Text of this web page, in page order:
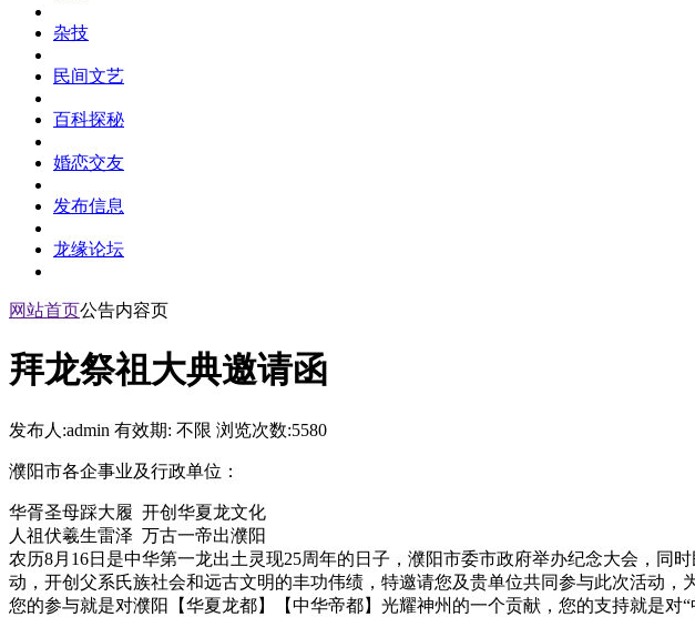
杂技
民间文艺
百科探秘
婚恋交友
发布信息
龙缘论坛
网站首页公告内容页
拜龙祭祖大典邀请函
发布人:admin 有效期: 不限 浏览次数:5580
濮阳市各企事业及行政单位：
华胥圣母踩大履 开创华夏龙文化
人祖伏羲生雷泽 万古一帝出濮阳
农历8月16日是中华第一龙出土灵现25周年的日子，濮阳市委市政府举办纪念大会，
动，开创父系氏族社会和远古文明的丰功伟绩，特邀请您及贵单位共同参与此次活动，
您的参与就是对濮阳【华夏龙都】【中华帝都】光耀神州的一个贡献，您的支持就是对“